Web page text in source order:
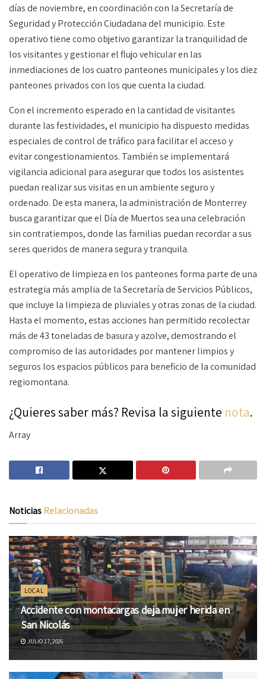
días de noviembre, en coordinación con la Secretaría de
Seguridad y Protección Ciudadana del municipio. Este
operativo tiene como objetivo garantizar la tranquilidad de
los visitantes y gestionar el flujo vehicular en las
inmediaciones de los cuatro panteones municipales y los diez
panteones privados con los que cuenta la ciudad.
Con el incremento esperado en la cantidad de visitantes
durante las festividades, el municipio ha dispuesto medidas
especiales de control de tráfico para facilitar el acceso y
evitar congestionamientos. También se implementará
vigilancia adicional para asegurar que todos los asistentes
puedan realizar sus visitas en un ambiente seguro y
ordenado. De esta manera, la administración de Monterrey
busca garantizar que el Día de Muertos sea una celebración
sin contratiempos, donde las familias puedan recordar a sus
seres queridos de manera segura y tranquila.
El operativo de limpieza en los panteones forma parte de una
estrategia más amplia de la Secretaría de Servicios Públicos,
que incluye la limpieza de pluviales y otras zonas de la ciudad.
Hasta el momento, estas acciones han permitido recolectar
más de 43 toneladas de basura y azolve, demostrando el
compromiso de las autoridades por mantener limpios y
seguros los espacios públicos para beneficio de la comunidad
regiomontana.
¿Quieres saber más? Revisa la siguiente nota.
Array
NoticiasRelacionadas
LOCAL
Accidente con montacargas deja mujer herida en
San Nicolás
JULIO 17, 2026